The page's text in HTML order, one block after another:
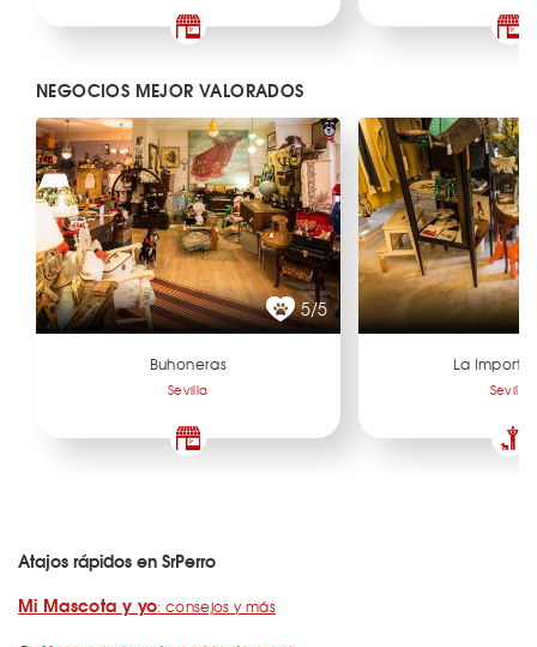
NEGOCIOS MEJOR VALORADOS
5/5
Buhoneras
Sevilla
La
Sevilla
Atajos rápidos en SrPerro
Mi Mascota y yo: consejos y más